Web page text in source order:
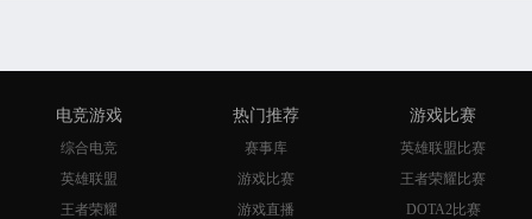
电竞游戏
综合电竞
英雄联盟
王者荣耀
热门推荐
赛事库
游戏比赛
游戏直播
游戏比赛
英雄联盟比赛
王者荣耀比赛
DOTA2比赛